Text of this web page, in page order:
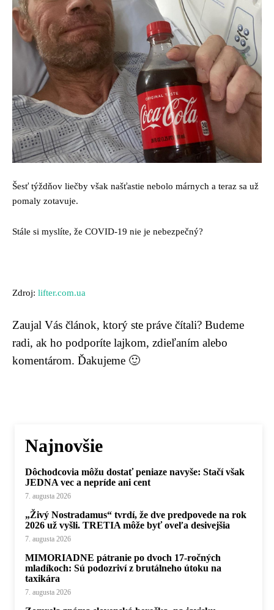
Šesť týždňov liečby však našťastie nebolo márnych a teraz sa už
pomaly zotavuje.
Stále si myslíte, že COVID-19 nie je nebezpečný?
Zdroj: lifter.com.ua
Zaujal Vás článok, ktorý ste práve čítali? Budeme
radi, ak ho podporíte lajkom, zdieľaním alebo
komentárom. Ďakujeme 🙂
Najnovšie
Dôchodcovia môžu dostať peniaze navyše: Stačí však
JEDNA vec a nepríde ani cent
7. augusta 2026
„Živý Nostradamus“ tvrdí, že dve predpovede na rok
2026 už vyšli. TRETIA môže byť oveľa desivejšia
7. augusta 2026
MIMORIADNE pátranie po dvoch 17-ročných
mladíkoch: Sú podozriví z brutálneho útoku na
taxikára
7. augusta 2026